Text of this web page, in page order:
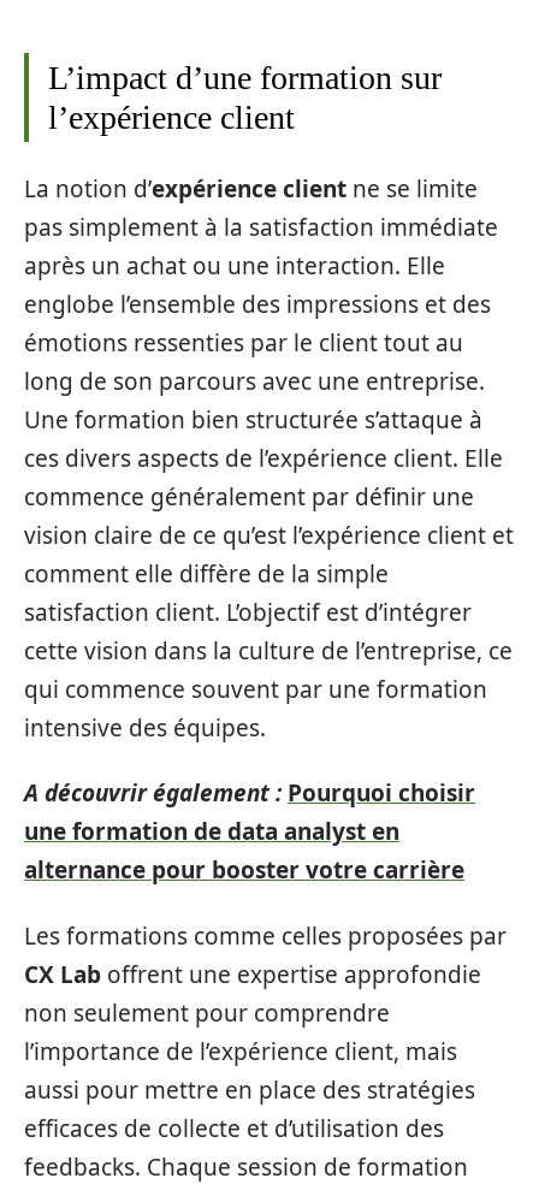
L’impact d’une formation sur
l’expérience client
La notion d’expérience client ne se limite
pas simplement à la satisfaction immédiate
après un achat ou une interaction. Elle
englobe l’ensemble des impressions et des
émotions ressenties par le client tout au
long de son parcours avec une entreprise.
Une formation bien structurée s’attaque à
ces divers aspects de l’expérience client. Elle
commence généralement par définir une
vision claire de ce qu’est l’expérience client et
comment elle diffère de la simple
satisfaction client. L’objectif est d’intégrer
cette vision dans la culture de l’entreprise, ce
qui commence souvent par une formation
intensive des équipes.
A découvrir également : Pourquoi choisir
une formation de data analyst en
alternance pour booster votre carrière
Les formations comme celles proposées par
CX Lab offrent une expertise approfondie
non seulement pour comprendre
l’importance de l’expérience client, mais
aussi pour mettre en place des stratégies
efficaces de collecte et d’utilisation des
feedbacks. Chaque session de formation